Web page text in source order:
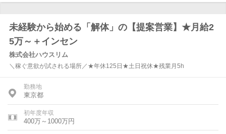
未経験から始める「解体」の【提案営業】★月給2
5万～＋インセン
株式会社ハウスリム
＼稼ぐ意欲が試される場所／★年休125日★土日祝休★残業月5h
勤務地
東京都
初年度年収
400万～1000万円